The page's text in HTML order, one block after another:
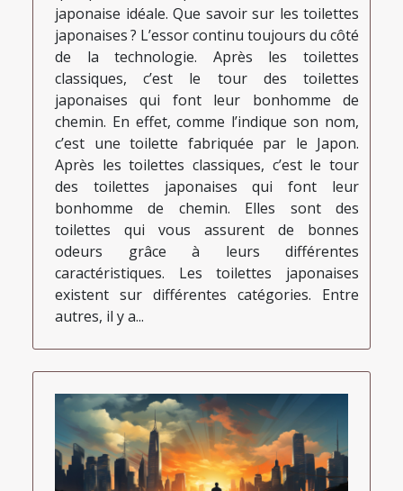
japonaise idéale. Que savoir sur les toilettes
japonaises ? L’essor continu toujours du côté
de la technologie. Après les toilettes
classiques, c’est le tour des toilettes
japonaises qui font leur bonhomme de
chemin. En effet, comme l’indique son nom,
c’est une toilette fabriquée par le Japon.
Après les toilettes classiques, c’est le tour
des toilettes japonaises qui font leur
bonhomme de chemin. Elles sont des
toilettes qui vous assurent de bonnes
odeurs grâce à leurs différentes
caractéristiques. Les toilettes japonaises
existent sur différentes catégories. Entre
autres, il y a...